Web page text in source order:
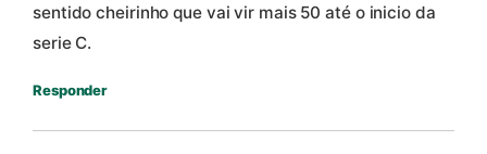
sentido cheirinho que vai vir mais 50 até o inicio da
serie C.
Responder